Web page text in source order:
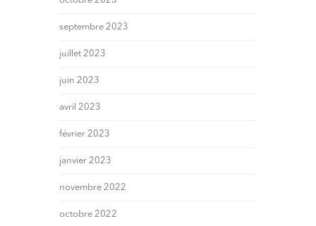
septembre 2023
juillet 2023
juin 2023
avril 2023
février 2023
janvier 2023
novembre 2022
octobre 2022